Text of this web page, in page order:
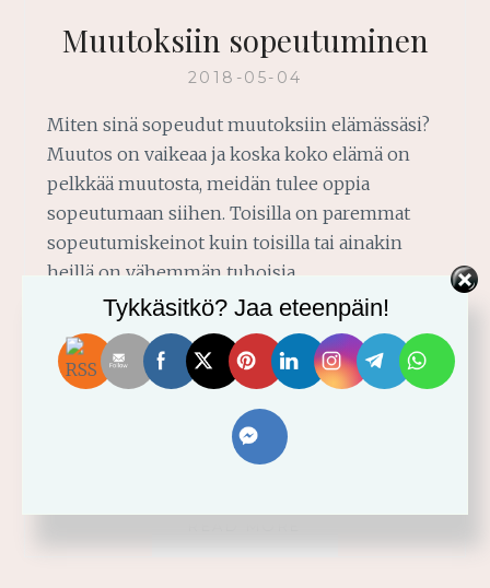
Muutoksiin sopeutuminen
2018-05-04
Miten sinä sopeudut muutoksiin elämässäsi?
Muutos on vaikeaa ja koska koko elämä on
pelkkää muutosta, meidän tulee oppia
sopeutumaan siihen. Toisilla on paremmat
sopeutumiskeinot kuin toisilla tai ainakin
heillä on vähemmän tuhoisia
selviytymismenetelmiä. Muutoksiin
sopeutuminen on siis erittäin tärkeä
elämäntaito. Myös kristityn elämässä.
Muutoksiin sopeutuminen… Olet varmaankin
huomannut, että muutos elämässä on
väistämätöntä. Jos ei mikää…
Tykkäsitkö? Jaa eteenpäin!